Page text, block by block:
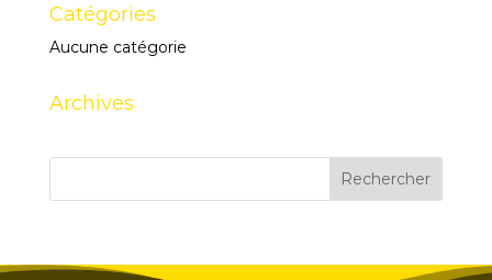
Catégories
Aucune catégorie
Archives